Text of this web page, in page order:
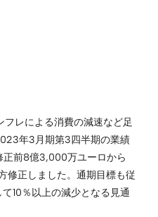
フレによる消費の減速など足
年3月期第3四半期の業績
正前8億3,000万ユーロから
修正しました。通期目標も従
10％以上の減少となる見通